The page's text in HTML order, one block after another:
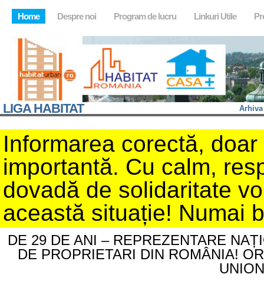
Home Despre noi Program de lucru Linkuri Utile
LIGA HABITAT Arhiva
Informarea corectă,
importantă. Cu calm,
dovadă de solidaritate
această situație! Numai
DE 29 DE ANI – REPREZENTARE
DE PROPRIETARI DIN ROMÂNIA!